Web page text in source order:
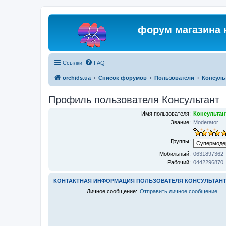
форум магазина
Ссылки FAQ
orchids.ua Список форумов Пользователи
Профиль пользователя Консультант
Имя пользователя:
Звание: Moderator
Группы:
Мобильный: 0631897362
Рабочий: 0442296870
КОНТАКТНАЯ ИНФОРМАЦИЯ ПОЛЬЗОВАТЕЛЯ КОНСУЛЬТАНТ
Личное сообщение: Отправить личное сообщение